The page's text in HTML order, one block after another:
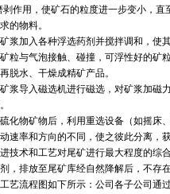
作用，使矿石的粒度进一步变小，
的物料。
加入各种浮选药剂并搅拌调和，使其
粒与气泡接触、碰撞，可浮性好的矿
脱水、干燥成精矿产品。
导入磁选机进行磁选，对矿浆加磁力
物矿物后，利用重选设备（如摇床、
速率和方向的不同，使之彼此分离，
术和工艺对尾矿进行最大程度的综合
，排放至尾矿库经自然降解后，不存在
流程图如下所示：公司各子公司通